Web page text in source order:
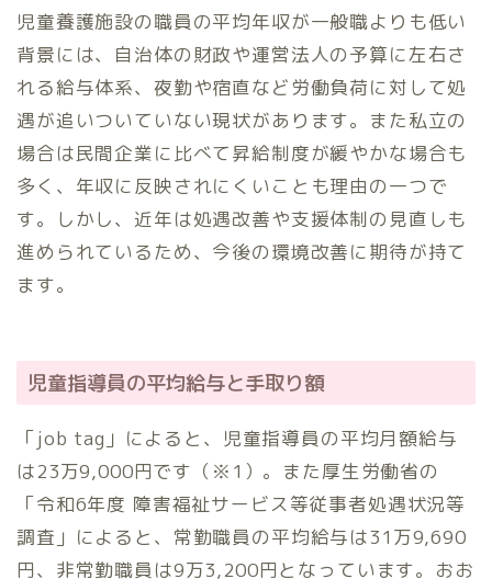
児童養護施設の職員の平均年収が一般職よりも低い
背景には、自治体の財政や運営法人の予算に左右さ
れる給与体系、夜勤や宿直など労働負荷に対して処
遇が追いついていない現状があります。また私立の
場合は民間企業に比べて昇給制度が緩やかな場合も
多く、年収に反映されにくいことも理由の一つで
す。しかし、近年は処遇改善や支援体制の見直しも
進められているため、今後の環境改善に期待が持て
ます。
児童指導員の平均給与と手取り額
「job tag」によると、児童指導員の平均月額給与
は23万9,000円です（※1）。また厚生労働省の
「令和6年度 障害福祉サービス等従事者処遇状況等
調査」によると、常勤職員の平均給与は31万9,690
円、非常勤職員は9万3,200円となっています。おお